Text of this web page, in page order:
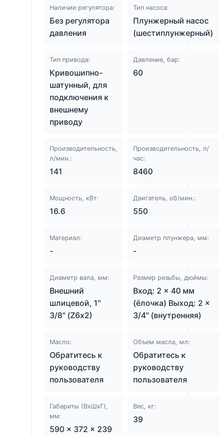
Наличие регулятора:
Без регулятора
давления
Тип насоса:
Плунжерный насос
(шестиплунжерный)
Тип привода:
Кривошипно-
шатунный, для
подключения к
внешнему
приводу
Давление, бар:
60
Производительность,
л/мин.:
141
Производительность, л/
час:
8460
Мощность, кВт:
16.6
Двигатель, об/мин.:
550
Материал:
-
Диаметр плунжера, мм:
-
Диаметр вала, мм:
Внешний
шлицевой, 1"
3/8" (Z6х2)
Размер резьбы, дюймы:
Вход: 2 × 40 мм
(ёлочка) Выход: 2 ×
3/4" (внутренняя)
Масло:
Обратитесь к
руководству
пользователя
Объем масла, мл:
Обратитесь к
руководству
пользователя
Габариты (ВхШхГ),
мм:
590 × 372 × 239
Вес, кг:
39